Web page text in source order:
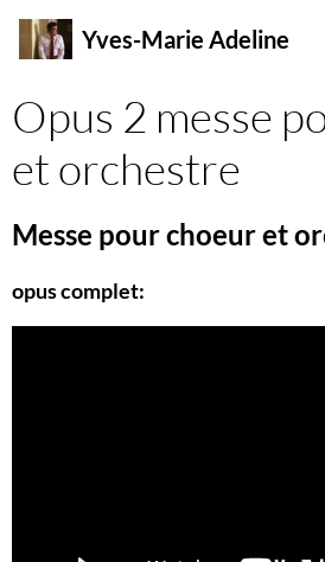
Yves-Marie Adeline
Opus 2 messe
et orchestre
Messe pour choeur et
opus complet: